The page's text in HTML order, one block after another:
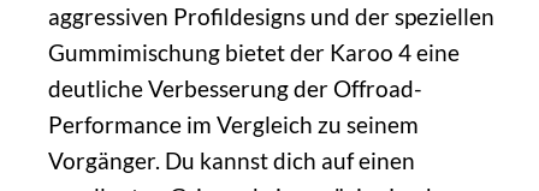
aggressiven Profildesigns und der speziellen
Gummimischung bietet der Karoo 4 eine
deutliche Verbesserung der Offroad-
Performance im Vergleich zu seinem
Vorgänger. Du kannst dich auf einen